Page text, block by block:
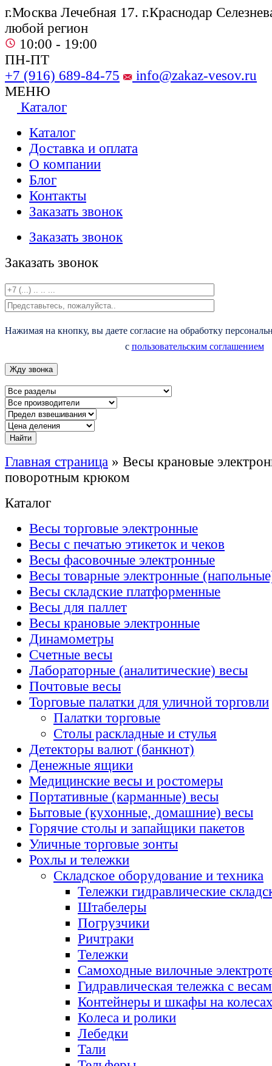
г.Москва Лечебная 17. г.Краснодар
любой регион
10:00 - 19:00
ПН-ПТ
+7 (916) 689-84-75
info@zakaz-vesov.ru
МЕНЮ
Каталог
Каталог
Доставка и оплата
О компании
Блог
Контакты
Заказать звонок
Заказать звонок
Заказать звонок
Нажимая на кнопку, вы даете согласие на обработку
с пользовательским соглашением
Главная страница » Весы крановые
поворотным крюком
Каталог
Весы торговые электронные
Весы с печатью этикеток и чеков
Весы фасовочные электронные
Весы товарные электронные
Весы складские платформенные
Весы для паллет
Весы крановые электронные
Динамометры
Счетные весы
Лабораторные (аналитические) весы
Почтовые весы
Торговые палатки для уличной торговли
Палатки торговые
Столы раскладные и стулья
Детекторы валют (банкнот)
Денежные ящики
Медицинские весы и ростомеры
Портативные (карманные) весы
Бытовые (кухонные, домашние) весы
Горячие столы и запайщики пакетов
Уличные торговые зонты
Рохлы и тележки
Складское оборудование и техника
Тележки гидравлические
Штабелеры
Погрузчики
Ричтраки
Тележки
Самоходные вилочные
Гидравлическая тележка с
Контейнеры и шкафы на
Колеса и ролики
Лебедки
Тали